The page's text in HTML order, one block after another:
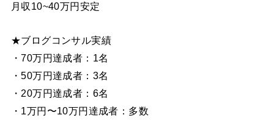
月収10~40万円安定
★ブログコンサル実績
・70万円達成者：1名
・50万円達成者：3名
・20万円達成者：6名
・1万円〜10万円達成者：多数